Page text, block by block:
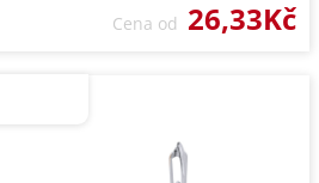
Cena od 26,33Kč